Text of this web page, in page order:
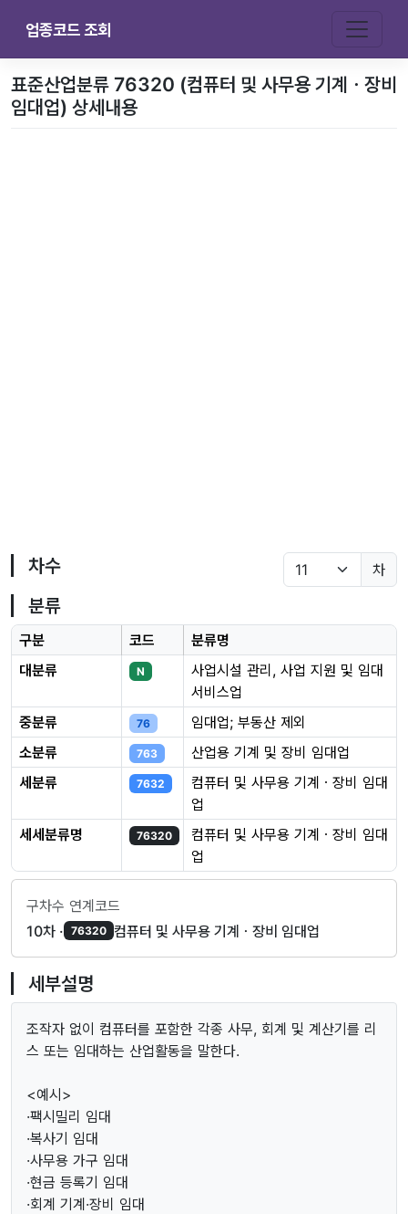
업종코드 조회
표준산업분류 76320 (컴퓨터 및 사무용 기계ㆍ장비
임대업) 상세내용
차수 차
분류
구분 코드
분류명
대분류
N
사업시설 관리, 사업 지원 및 임대
서비스업
중분류
76
임대업; 부동산 제외
소분류
763
산업용 기계 및 장비 임대업
세분류
7632
컴퓨터 및 사무용 기계ㆍ장비 임대
업
세세분류명
76320
컴퓨터 및 사무용 기계ㆍ장비 임대
업
구차수 연계코드
10차 · 76320 컴퓨터 및 사무용 기계ㆍ장비 임대업
세부설명
조작자 없이 컴퓨터를 포함한 각종 사무, 회계 및 계산기를 리
스 또는 임대하는 산업활동을 말한다.
<예시>
·팩시밀리 임대
·복사기 임대
·사무용 가구 임대
·현금 등록기 임대
·회계 기계·장비 임대